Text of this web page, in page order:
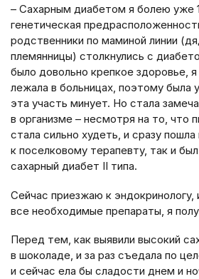
– Сахарным диабетом я болею уже
генетическая
родственники по маминой линии
племянницы) столкнулись с
было довольно крепкое здоровье,
лежала в больницах, поэтому была
эта участь минует. Но стала
в организме – несмотря на то, что
стала сильно худеть, и сразу
к поселковому терапевту, так и
сахарный диабет II типа.
Сейчас приезжаю к
все необходимые препараты, я
Перед тем, как выявили высокий
в шоколаде, и за раз съедала по
и сейчас ела бы сладости днем и